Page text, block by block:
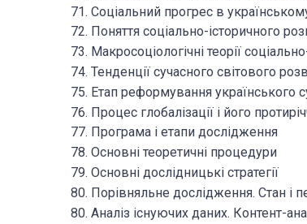
71. Соціальний прогрес в
72. Поняття соціально-історичного
73. Макросоціологічні теорії
74. Тенденції сучасного світового
75. Етап реформування українського
76. Процес глобалізації і його
77. Програма і етапи дослідження
78. Основні теоретичні процедури
79. Основні дослідницькі стратегії
80. Порівняльне дослідження. Стан і
80. Аналіз існуючих даних. Контент-